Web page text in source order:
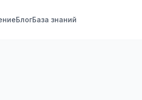
БлогБаза знаний